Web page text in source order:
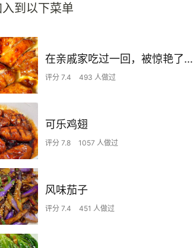
到以下菜单
在亲戚家吃过一回，被惊艳了…
评分 7.4 493 人做过
可乐鸡翅
评分 7.8 1057 人做过
风味茄子
评分 7.4 451 人做过